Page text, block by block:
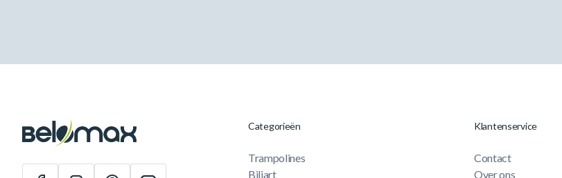
Categorieën
Trampolines
Biljart
Klantenservice
Contact
Over ons